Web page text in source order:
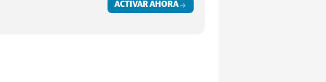
ACTIVAR AHORA